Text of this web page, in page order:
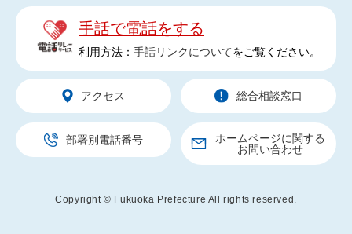
手話で電話をする
利用方法： 手話リンクについてをご覧ください。
アクセス 総合相談窓口
部署別電話番号
ホームページに関する
お問い合わせ
Copyright © Fukuoka Prefecture All rights reserved.